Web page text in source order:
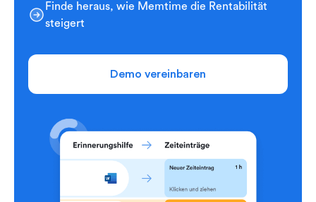
Finde heraus, wie Memtime die Rentabilität
steigert
Demo vereinbaren